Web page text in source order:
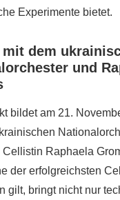
Experimente bietet.
dem
und
bildet am 21.
Raphaela
der erfolgreichsten
gilt, bringt nicht nur